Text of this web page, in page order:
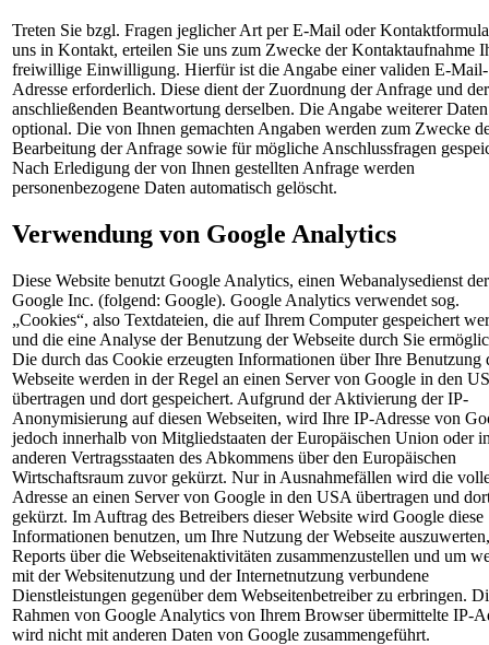
Treten Sie bzgl. Fragen jeglicher Art per E-Mail oder
uns in Kontakt, erteilen Sie uns zum Zwecke der Kontaktaufnahme
freiwillige Einwilligung. Hierfür ist die Angabe einer validen E-Mail-
Adresse erforderlich. Diese dient der Zuordnung der Anfrage und der
anschließenden Beantwortung derselben. Die Angabe weiterer
optional. Die von Ihnen gemachten Angaben werden zum Zwecke
Bearbeitung der Anfrage sowie für mögliche Anschlussfragen
Nach Erledigung der von Ihnen gestellten Anfrage werden
personenbezogene Daten automatisch gelöscht.
Verwendung von Google Analytics
Diese Website benutzt Google Analytics, einen Webanalysedienst der
Google Inc. (folgend: Google). Google Analytics verwendet sog.
„Cookies“, also Textdateien, die auf Ihrem Computer gespeichert
und die eine Analyse der Benutzung der Webseite durch Sie
Die durch das Cookie erzeugten Informationen über Ihre Benutzung
Webseite werden in der Regel an einen Server von Google in den
übertragen und dort gespeichert. Aufgrund der Aktivierung der IP-
Anonymisierung auf diesen Webseiten, wird Ihre IP-Adresse von
jedoch innerhalb von Mitgliedstaaten der Europäischen Union oder
anderen Vertragsstaaten des Abkommens über den Europäischen
Wirtschaftsraum zuvor gekürzt. Nur in Ausnahmefällen wird die
Adresse an einen Server von Google in den USA übertragen und
gekürzt. Im Auftrag des Betreibers dieser Website wird Google diese
Informationen benutzen, um Ihre Nutzung der Webseite
Reports über die Webseitenaktivitäten zusammenzustellen und um
mit der Websitenutzung und der Internetnutzung verbundene
Dienstleistungen gegenüber dem Webseitenbetreiber zu erbringen.
Rahmen von Google Analytics von Ihrem Browser übermittelte IP-
wird nicht mit anderen Daten von Google zusammengeführt.